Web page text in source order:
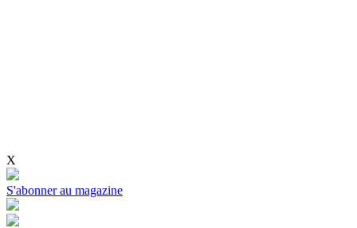
X
S'abonner au magazine